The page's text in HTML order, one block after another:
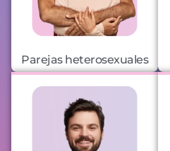
Parejas heterosexuales